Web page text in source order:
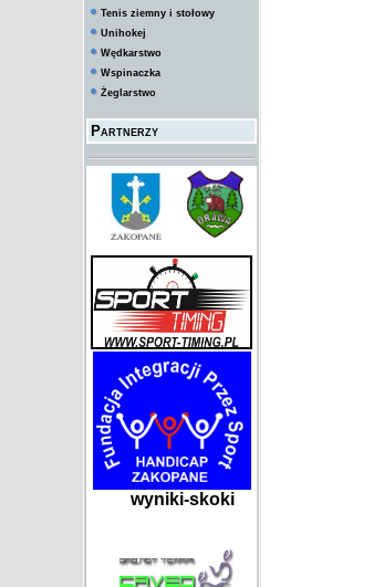
Tenis ziemny i stołowy
Unihokej
Wędkarstwo
Wspinaczka
Żeglarstwo
Partnerzy
wyniki-skoki